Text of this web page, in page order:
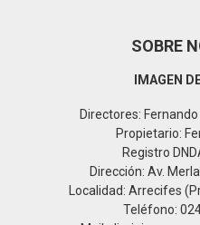
SOBRE
IMAGEN
Directores:
Propietario:
Registro
Dirección: Av.
Localidad: Arrecifes
Teléfono: